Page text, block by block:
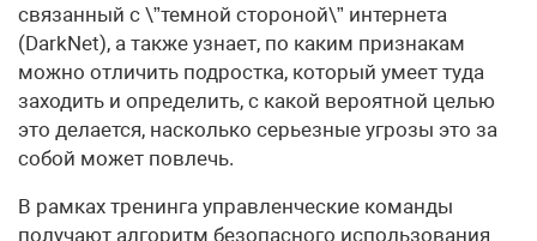
связанный с \”темной стороной\” интернета
(DarkNet), а также узнает, по каким признакам
можно отличить подростка, который умеет туда
заходить и определить, с какой вероятной целью
это делается, насколько серьезные угрозы это за
собой может повлечь.
В рамках тренинга управленческие команды
получают алгоритм безопасного использования